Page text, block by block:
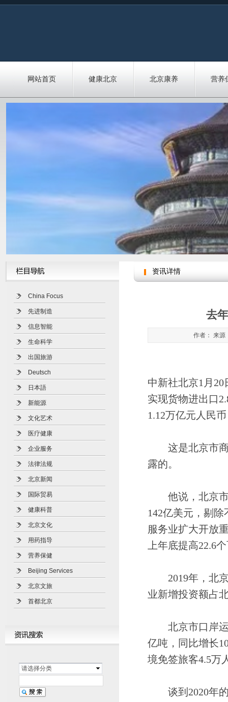
网站首页 健康北京 北京康养 营养
China Focus
先进制造
信息智能
生命科学
出国旅游
Deutsch
日本語
新能源
文化艺术
医疗健康
企业服务
法律法规
北京新闻
国际贸易
健康科普
北京文化
用药指导
营养保健
Beijing Services
北京文旅
首都北京
请选择分类
资讯详情
去
作者： 来
中新社北京1月
实现货物进出口
1.12万亿元人民
这是北京市商
露的。
他说，北京市
142亿美元，剔
服务业扩大开放
上年底提高22.6
2019年，北京
业新增投资额占
北京市口岸运
亿吨，同比增长
境免签旅客4.5万
谈到2020年的